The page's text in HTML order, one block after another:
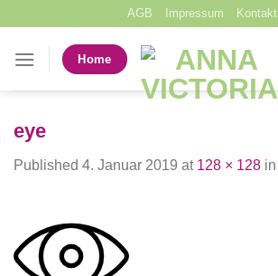
content
AGB Impressum Kontakt
Home
eye
Published 4. Januar 2019 at 128 × 128 in